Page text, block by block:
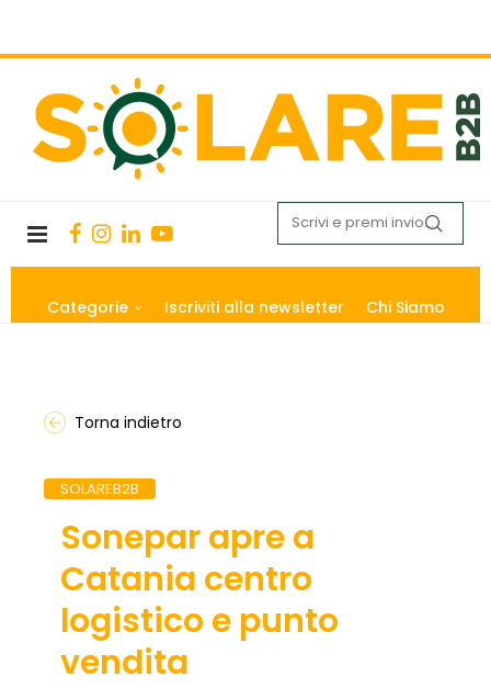
Categorie Iscriviti alla newsletter Chi Siamo
Torna indietro
SOLAREB2B
Sonepar apre a
Catania centro
logistico e punto
vendita